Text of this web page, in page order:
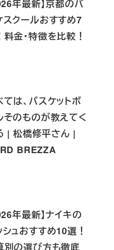
年最新】京都のバ
スクールおすすめ7
料金・特徴を比較！
ては、バスケットボ
そのものが教えてく
| 松橋修平さん |
BREZZA
年最新】ナイキの
シュおすすめ10選！
別の選び方も徹底